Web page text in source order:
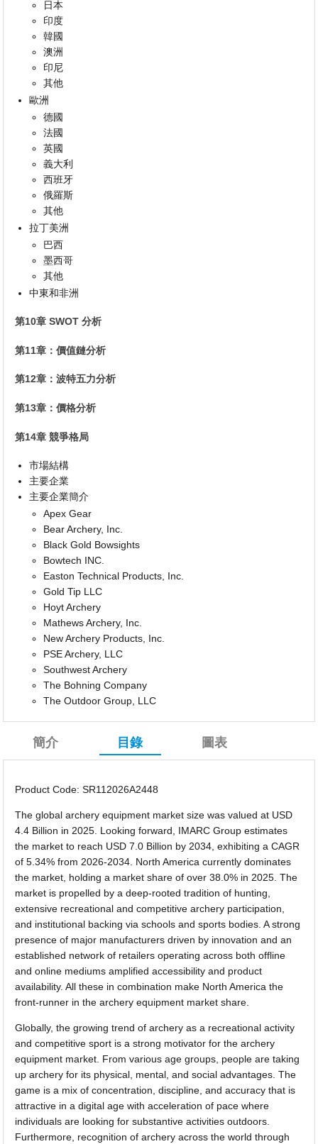
日本
印度
韓國
澳洲
印尼
其他
歐洲
德國
法國
英國
義大利
西班牙
俄羅斯
其他
拉丁美洲
巴西
墨西哥
其他
中東和非洲
第10章 SWOT 分析
第11章：價值鏈分析
第12章：波特五力分析
第13章：價格分析
第14章 競爭格局
市場結構
主要企業
主要企業簡介
Apex Gear
Bear Archery, Inc.
Black Gold Bowsights
Bowtech INC.
Easton Technical Products, Inc.
Gold Tip LLC
Hoyt Archery
Mathews Archery, Inc.
New Archery Products, Inc.
PSE Archery, LLC
Southwest Archery
The Bohning Company
The Outdoor Group, LLC
簡介 目錄 圖表
Product Code: SR112026A2448
The global archery equipment market size was valued at USD
4.4 Billion in 2025. Looking forward, IMARC Group estimates
the market to reach USD 7.0 Billion by 2034, exhibiting a CAGR
of 5.34% from 2026-2034. North America currently dominates
the market, holding a market share of over 38.0% in 2025. The
market is propelled by a deep-rooted tradition of hunting,
extensive recreational and competitive archery participation,
and institutional backing via schools and sports bodies. A strong
presence of major manufacturers driven by innovation and an
established network of retailers operating across both offline
and online mediums amplified accessibility and product
availability. All these in combination make North America the
front-runner in the archery equipment market share.
Globally, the growing trend of archery as a recreational activity
and competitive sport is a strong motivator for the archery
equipment market. From various age groups, people are taking
up archery for its physical, mental, and social advantages. The
game is a mix of concentration, discipline, and accuracy that is
attractive in a digital age with acceleration of pace where
individuals are looking for substantive activities outdoors.
Furthermore, recognition of archery across the world through